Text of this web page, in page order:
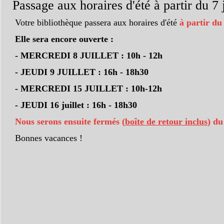
Passage aux horaires d'été à partir du
Votre bibliothèque passera aux horaires d'été à partir
Elle sera encore ouverte :
- MERCREDI 8 JUILLET : 10h - 12h
- JEUDI 9 JUILLET : 16h - 18h30
- MERCREDI 15 JUILLET : 10h-12h
- JEUDI 16 juillet : 16h - 18h30
Nous serons ensuite fermés (boîte de retour inclus)
Bonnes vacances !